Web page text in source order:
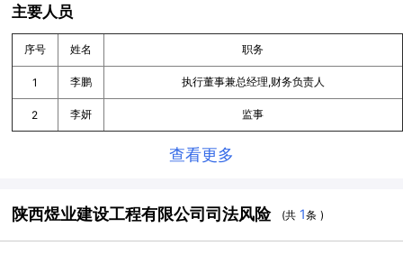
主要人员
序号 姓名 职务
1 李鹏 执行董事兼总经理,财务负责人
2 李妍 监事
查看更多
陕西煜业建设工程有限公司司法风险 (共 1条 )